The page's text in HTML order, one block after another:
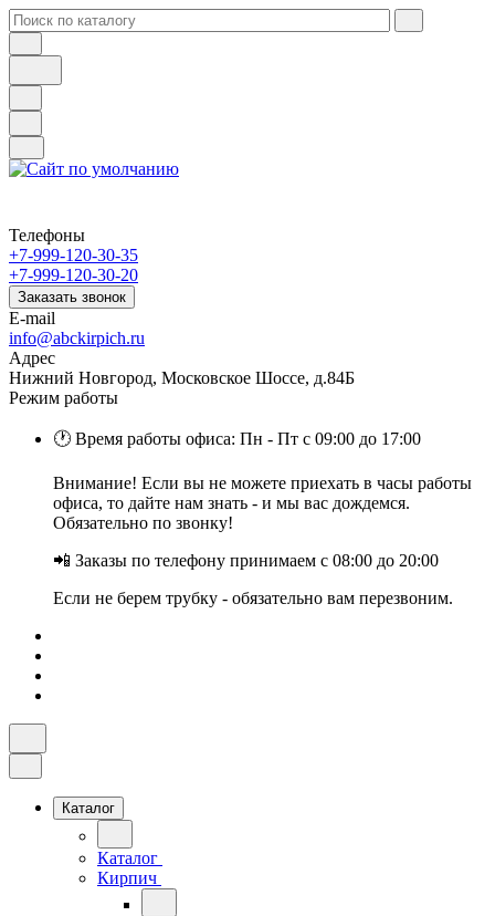
Телефоны
+7-999-120-30-35
+7-999-120-30-20
Заказать звонок
E-mail
info@abckirpich.ru
Адрес
Нижний Новгород, Московское Шоссе, д.84Б
Режим работы
🕐 Время работы офиса: Пн - Пт с 09:00 до 17:00
Внимание! Если вы не можете приехать в часы работы
офиса, то дайте нам знать - и мы вас дождемся.
Обязательно по звонку!
📲 Заказы по телефону принимаем с 08:00 до 20:00
Если не берем трубку - обязательно вам перезвоним.
Каталог
Каталог
Кирпич